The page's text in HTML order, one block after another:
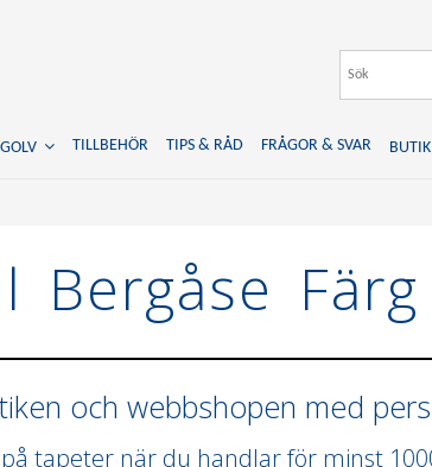
Bergåse
och webbshopen med
tapeter när du handlar för minst
GOLV TILLBEHÖR TIPS & RÅD FRÅGOR & SVAR